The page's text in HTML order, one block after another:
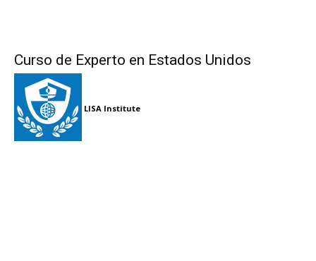
Curso de Experto en Estados Unidos
LISA Institute